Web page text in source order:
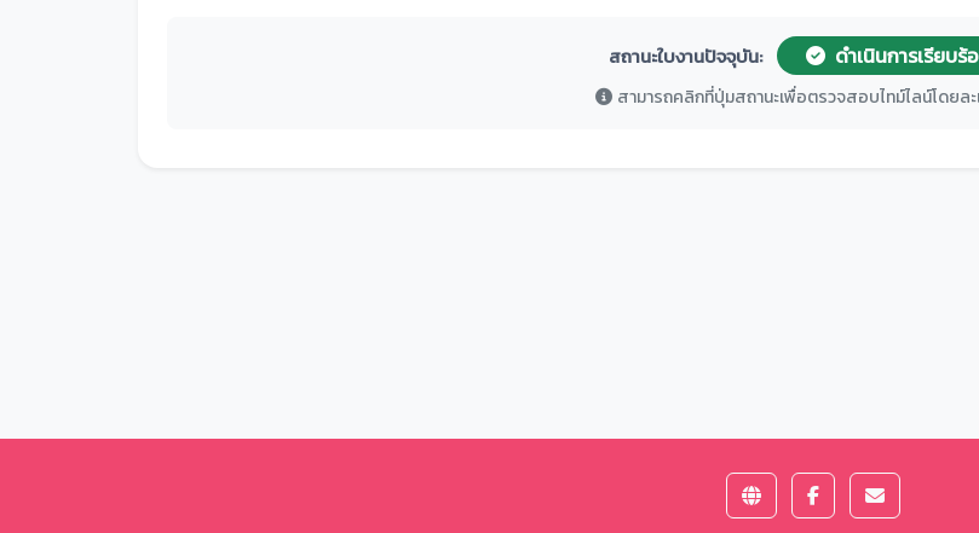
สถานะใบงานปัจจุบัน: ดำเนินการเรียบร้
สามารถคลิกที่ปุ่มสถานะเพื่อตรวจสอบไทม์ไลน์โดยล